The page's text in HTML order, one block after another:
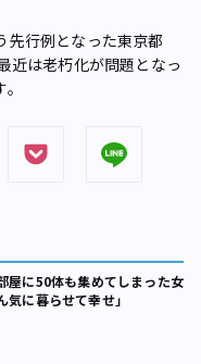
行例となった東京都
近は老朽化が問題となっ
屋に50体も集めてしまった女
に暮らせて幸せ」